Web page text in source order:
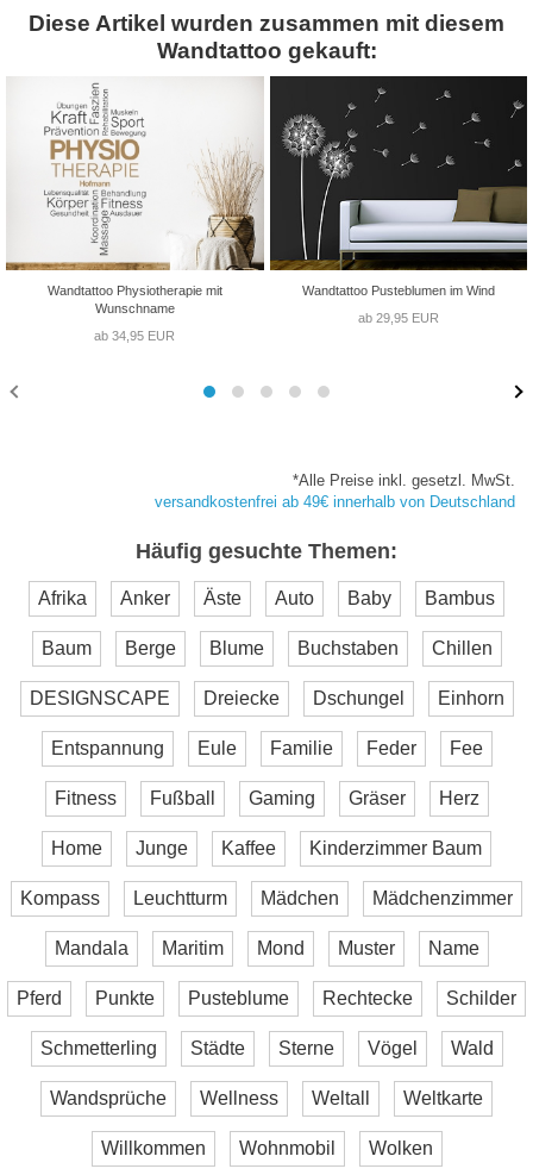
Diese Artikel wurden zusammen mit diesem
Wandtattoo gekauft:
Wandtattoo Physiotherapie mit
Wunschname
ab 34,95 EUR
Wandtattoo Pusteblumen im Wind
ab 29,95 EUR
*Alle Preise inkl. gesetzl. MwSt.
versandkostenfrei ab 49€ innerhalb von Deutschland
Häufig gesuchte Themen:
Afrika Anker Äste Auto Baby Bambus
Baum Berge Blume Buchstaben Chillen
DESIGNSCAPE Dreiecke Dschungel Einhorn
Entspannung Eule Familie Feder Fee
Fitness Fußball Gaming Gräser Herz
Home Junge Kaffee Kinderzimmer Baum
Kompass Leuchtturm Mädchen Mädchenzimmer
Mandala Maritim Mond Muster Name
Pferd Punkte Pusteblume Rechtecke Schilder
Schmetterling Städte Sterne Vögel Wald
Wandsprüche Wellness Weltall Weltkarte
Willkommen Wohnmobil Wolken